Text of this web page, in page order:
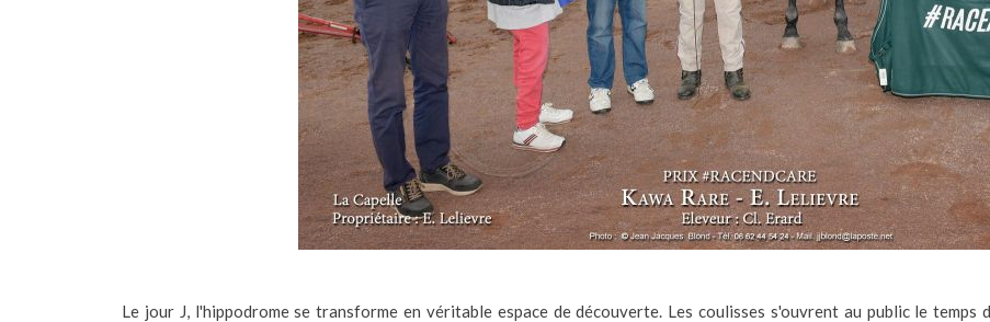
Le jour J, l'hippodrome se transforme en véritable espace de découverte. Les coulisses s'ouvrent au public le temps